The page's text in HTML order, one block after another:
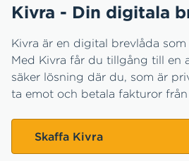
Kivra - Din digitala
Kivra är en digital brevlåda
Med Kivra får du tillgång till en
säker lösning där du, som är
ta emot och betala fakturor
Skaffa Kivra